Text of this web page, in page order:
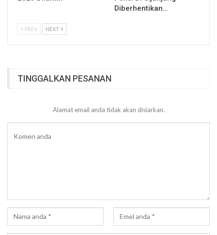
Diberhentikan…
PREV NEXT
TINGGALKAN PESANAN
Alamat email anda tidak akan disiarkan.